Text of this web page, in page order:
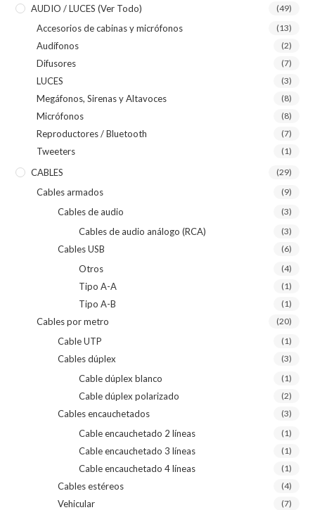
AUDIO / LUCES (ver Todo) (49)
Accesorios de cabinas y micrófonos (13)
Audífonos (2)
Difusores (7)
LUCES (3)
Megáfonos, Sirenas y Altavoces (8)
Micrófonos (8)
Reproductores / Bluetooth (7)
Tweeters (1)
CABLES (29)
Cables armados (9)
Cables de audio (3)
Cables de audio análogo (RCA) (3)
Cables USB (6)
Otros (4)
Tipo A-A (1)
Tipo A-B (1)
Cables por metro (20)
Cable UTP (1)
Cables dúplex (3)
Cable dúplex blanco (1)
Cable dúplex polarizado (2)
Cables encauchetados (3)
Cable encauchetado 2 líneas (1)
Cable encauchetado 3 líneas (1)
Cable encauchetado 4 líneas (1)
Cables estéreos (4)
Vehicular (7)